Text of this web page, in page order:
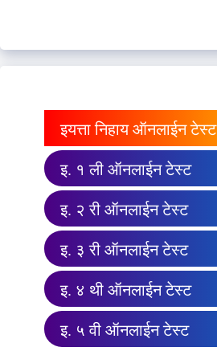
इयत्ता निहाय ऑनलाईन टेस्ट
इ. १ ली ऑनलाईन टेस्ट
इ. २ री ऑनलाईन टेस्ट
इ. ३ री ऑनलाईन टेस्ट
इ. ४ थी ऑनलाईन टेस्ट
इ. ५ वी ऑनलाईन टेस्ट